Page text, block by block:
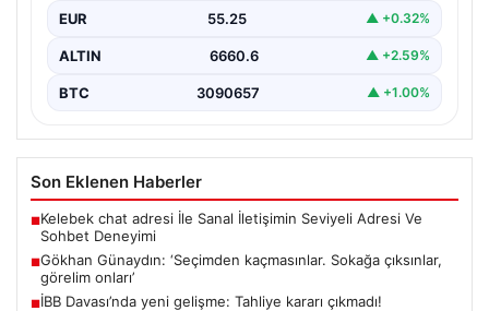
Grup…
EUR 55.25 ▲ +0.32%
ALTIN 6660.6 ▲ +2.59%
BTC 3090657 ▲ +1.00%
Son Eklenen Haberler
■Kelebek chat adresi İle Sanal İletişimin Seviyeli Adresi Ve
Sohbet Deneyimi
■Gökhan Günaydın: ‘Seçimden kaçmasınlar. Sokağa çıksınlar,
görelim onları’
■İBB Davası’nda yeni gelişme: Tahliye kararı çıkmadı!